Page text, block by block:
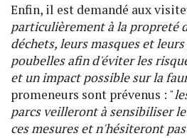
Enfin, il est demandé aux
particulièrement à la propreté
déchets, leurs masques et
poubelles afin d'éviter les
et un impact possible sur la
promeneurs sont prévenus : "
parcs veilleront à sensibiliser
ces mesures et n'hésiteront